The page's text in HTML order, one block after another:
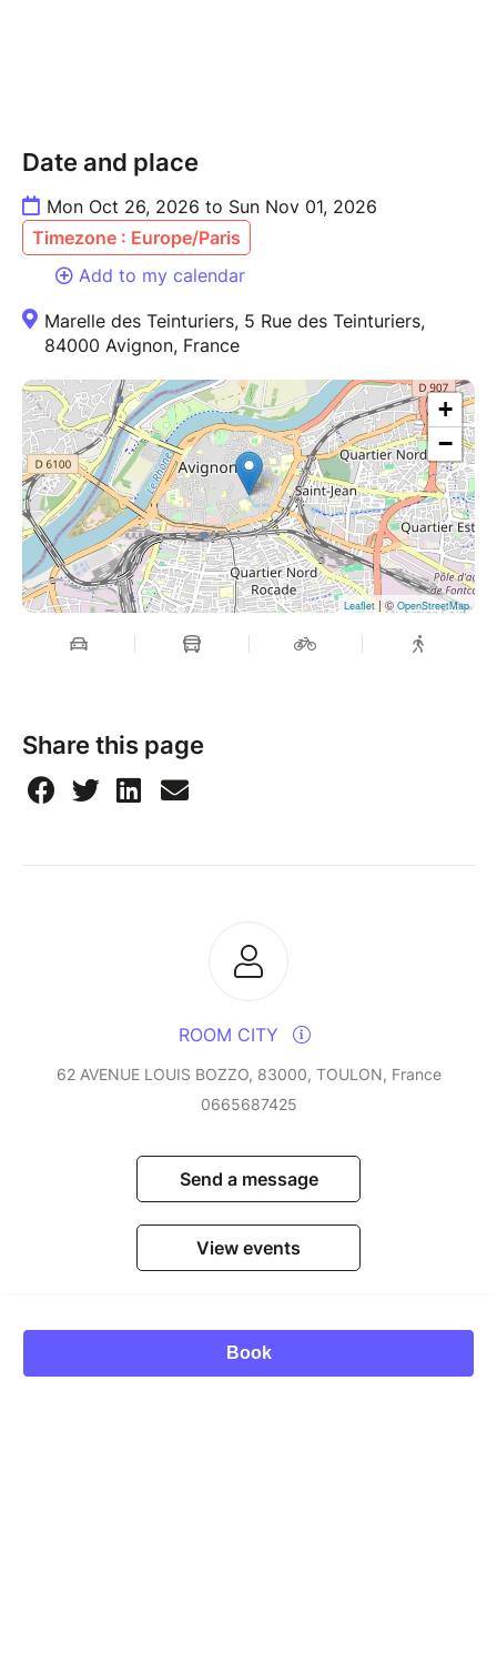
Date and place
Mon Oct 26, 2026 to Sun Nov 01, 2026
Timezone : Europe/Paris
Add to my calendar
Marelle des Teinturiers, 5 Rue des Teinturiers,
84000 Avignon, France
+
−
Leaflet | © OpenStreetMap
Share this page
ROOM CITY
62 AVENUE LOUIS BOZZO, 83000, TOULON, France
0665687425
Send a message
View events
Book